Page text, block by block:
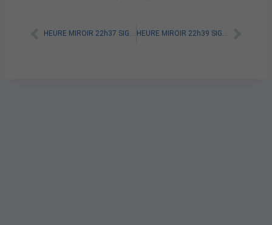
HEURE MIROIR 22h37 SIGNIFICATION SPIRITUELLE [A LIRE] HEURE MIROIR 22h39 SIGNIFICATION SPIRITUELLE [A LIRE]